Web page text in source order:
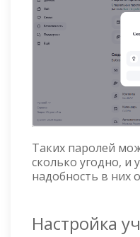
Таких паролей
сколько угодно, и
надобность в них
Настройка